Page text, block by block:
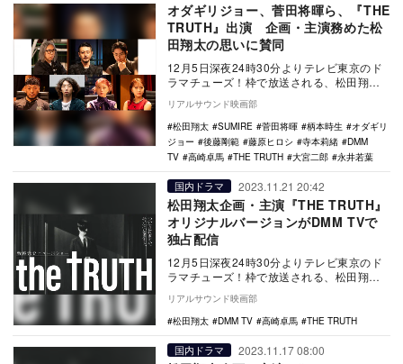
オダギリジョー、菅田将暉ら、『THE
TRUTH』出演 企画・主演務めた松
田翔太の思いに賛同
12月5日深夜24時30分よりテレビ東京のド
ラマチューズ！枠で放送される、松田翔太
が企画・主演を務める新感覚ニュースショ
ー『TH…
リアルサウンド映画部
松田翔太
SUMIRE 菅田将暉 柄本時生
オダギリ
ジョー
後藤剛範 藤原ヒロシ 寺本莉緒
DMM
TV
高崎卓馬 THE TRUTH 大宮二郎 永井若葉
国内ドラマ 2023.11.21 20:42
松田翔太企画・主演『THE TRUTH』
オリジナルバージョンがDMM TVで
独占配信
12月5日深夜24時30分よりテレビ東京のド
ラマチューズ！枠で放送される、松田翔太
が企画・主演を務める新感覚ニュースショ
ー『TH…
リアルサウンド映画部
松田翔太
DMM TV 高崎卓馬 THE TRUTH
国内ドラマ 2023.11.17 08:00